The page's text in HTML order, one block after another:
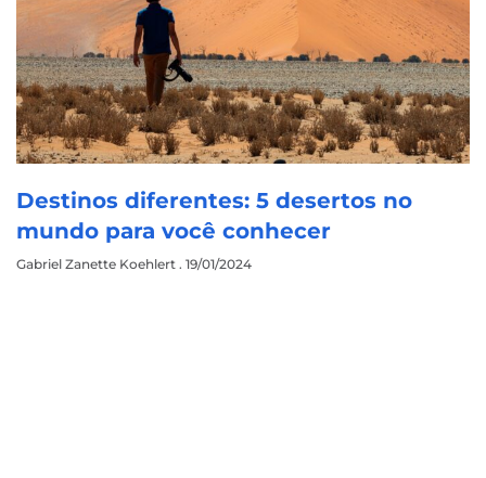
Destinos diferentes: 5 desertos no
mundo para você conhecer
Gabriel Zanette Koehlert 19/01/2024